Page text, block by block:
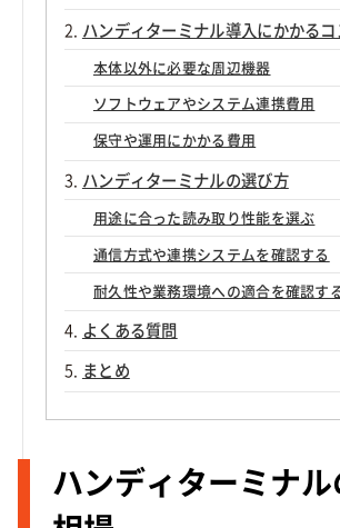
ハンディターミナル導入にかかるコ
本体以外に必要な周辺機器
ソフトウェアやシステム連携費用
保守や運用にかかる費用
ハンディターミナルの選び方
用途に合った読み取り性能を選ぶ
通信方式や連携システムを確認する
耐久性や業務環境への適合を確認す
よくある質問
まとめ
ハンディターミナ